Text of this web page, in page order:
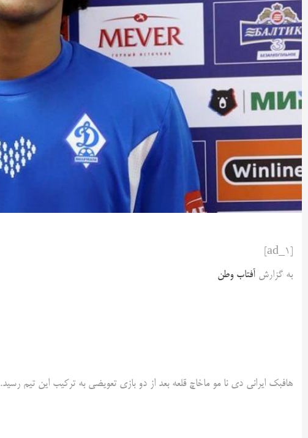
به گزارش آفتاب وطن
هافبک ایرانی دی نا مو ماخاچ قلعه بعد از دو بازی تعویضی به ترکیب این تیم رسید.